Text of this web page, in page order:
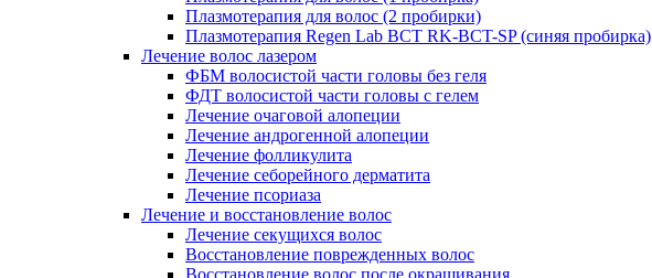
Плазмотерапия для волос (2 пробирки)
Плазмотерапия Regen Lab BCT RK-BCT-SP (синяя пробирка)
Лечение волос лазером
ФБМ волосистой части головы без геля
ФДТ волосистой части головы с гелем
Лечение очаговой алопеции
Лечение андрогенной алопеции
Лечение фолликулита
Лечение себорейного дерматита
Лечение псориаза
Лечение и восстановление волос
Лечение секущихся волос
Восстановление поврежденных волос
Восстановление волос после окрашивания